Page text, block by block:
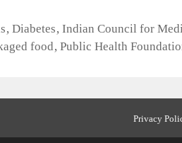
,Diabetes,Indian Council for
food,Public Health
Privacy